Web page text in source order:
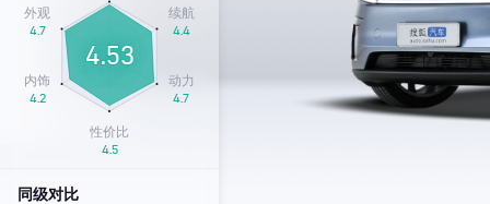
同级对比